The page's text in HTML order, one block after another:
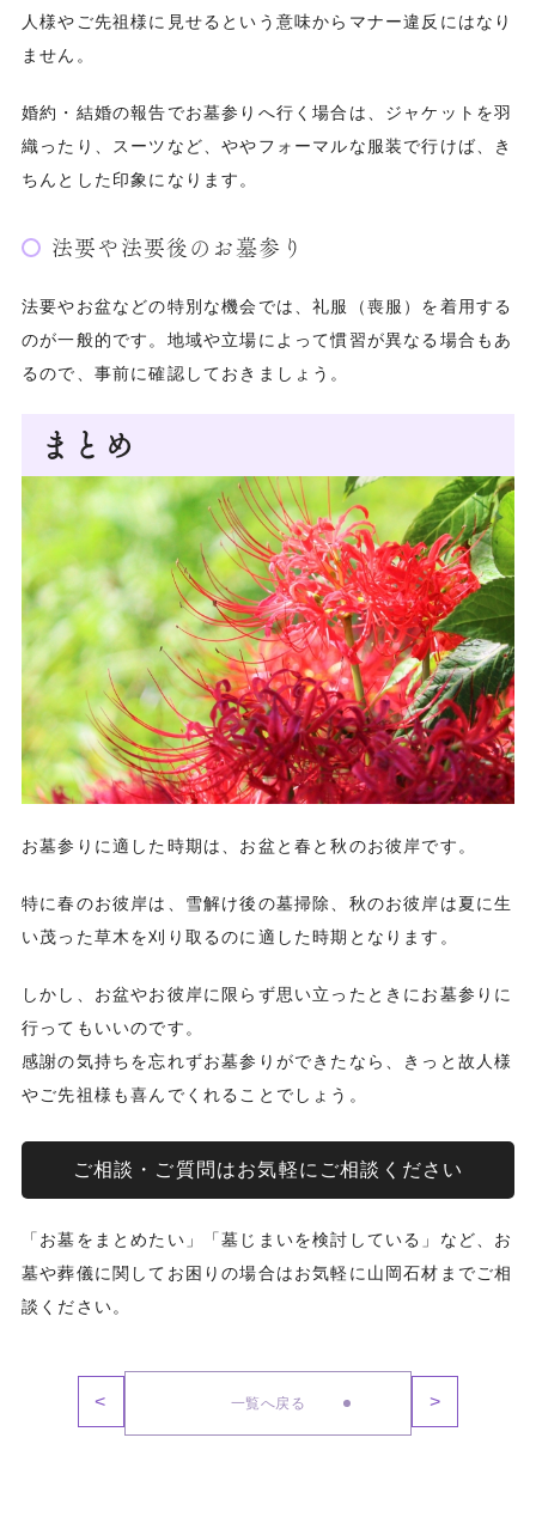
人様やご先祖様に見せるという意味からマナー違反にはなり
ません。
婚約・結婚の報告でお墓参りへ行く場合は、ジャケットを羽
織ったり、スーツなど、ややフォーマルな服装で行けば、き
ちんとした印象になります。
法要や法要後のお墓参り
法要やお盆などの特別な機会では、礼服（喪服）を着用する
のが一般的です。地域や立場によって慣習が異なる場合もあ
るので、事前に確認しておきましょう。
まとめ
お墓参りに適した時期は、お盆と春と秋のお彼岸です。
特に春のお彼岸は、雪解け後の墓掃除、秋のお彼岸は夏に生
い茂った草木を刈り取るのに適した時期となります。
しかし、お盆やお彼岸に限らず思い立ったときにお墓参りに
行ってもいいのです。
感謝の気持ちを忘れずお墓参りができたなら、きっと故人様
やご先祖様も喜んでくれることでしょう。
ご相談・ご質問はお気軽にご相談ください
「お墓をまとめたい」「墓じまいを検討している」など、お
墓や葬儀に関してお困りの場合はお気軽に山岡石材までご相
談ください。
< 一覧へ戻る >